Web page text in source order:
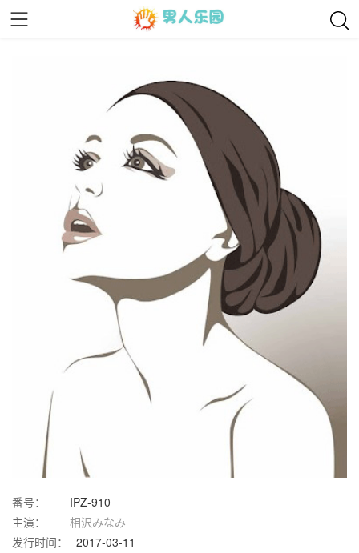
番号：
IPZ-910
主演：
相沢みなみ
发行时间：
2017-03-11